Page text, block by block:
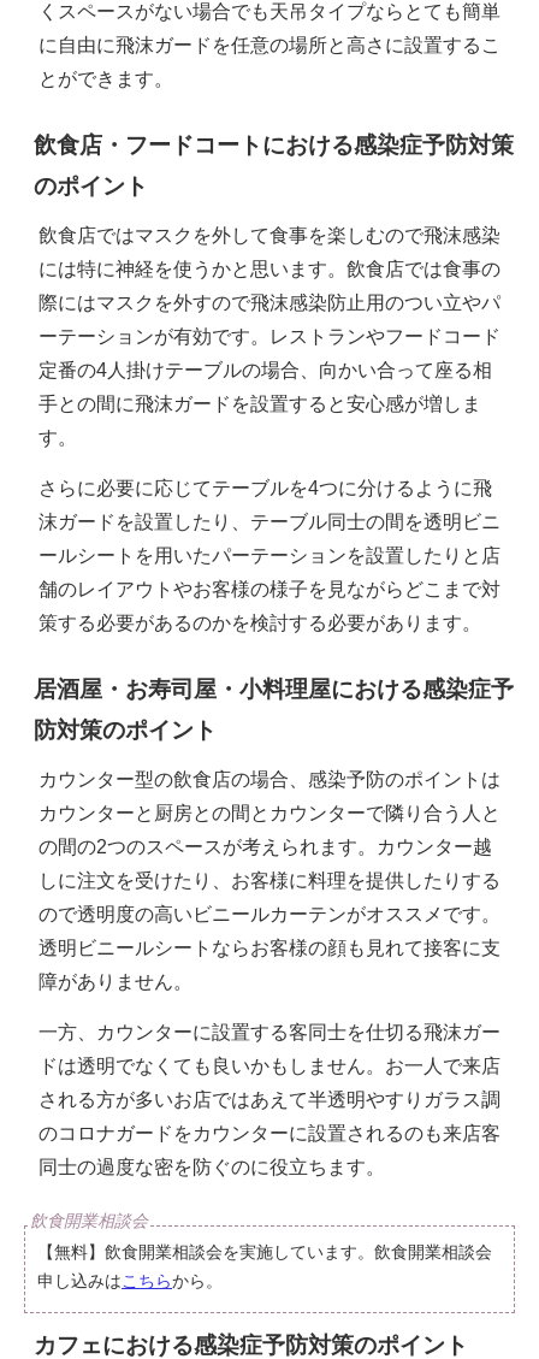
くスペースがない場合でも天吊タイプならとても簡単
に自由に飛沫ガードを任意の場所と高さに設置するこ
とができます。
飲食店・フードコートにおける感染症予防対策
のポイント
飲食店ではマスクを外して食事を楽しむので飛沫感染
には特に神経を使うかと思います。飲食店では食事の
際にはマスクを外すので飛沫感染防止用のつい立やパ
ーテーションが有効です。レストランやフードコード
定番の4人掛けテーブルの場合、向かい合って座る相
手との間に飛沫ガードを設置すると安心感が増しま
す。
さらに必要に応じてテーブルを4つに分けるように飛
沫ガードを設置したり、テーブル同士の間を透明ビニ
ールシートを用いたパーテーションを設置したりと店
舗のレイアウトやお客様の様子を見ながらどこまで対
策する必要があるのかを検討する必要があります。
居酒屋・お寿司屋・小料理屋における感染症予
防対策のポイント
カウンター型の飲食店の場合、感染予防のポイントは
カウンターと厨房との間とカウンターで隣り合う人と
の間の2つのスペースが考えられます。カウンター越
しに注文を受けたり、お客様に料理を提供したりする
ので透明度の高いビニールカーテンがオススメです。
透明ビニールシートならお客様の顔も見れて接客に支
障がありません。
一方、カウンターに設置する客同士を仕切る飛沫ガー
ドは透明でなくても良いかもしません。お一人で来店
される方が多いお店ではあえて半透明やすりガラス調
のコロナガードをカウンターに設置されるのも来店客
同士の過度な密を防ぐのに役立ちます。
【無料】飲食開業相談会を実施しています。飲食開業相談会
申し込みはこちらから。
カフェにおける感染症予防対策のポイント